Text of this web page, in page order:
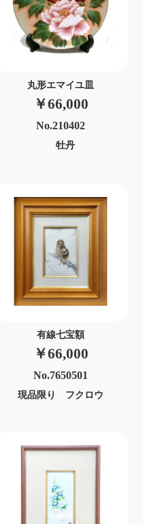
丸形エマイユ皿
￥66,000
No.210402
牡丹
有線七宝額
￥66,000
No.7650501
現品限り フクロウ